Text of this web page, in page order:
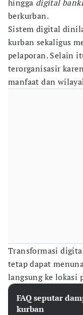
hingga digital
berkurban.
Sistem digital
kurban sekaligus
pelaporan. Selain
terorganisasir
manfaat dan
Transformasi
tetap dapat
langsung ke lokasi
FAQ seputar
kurban